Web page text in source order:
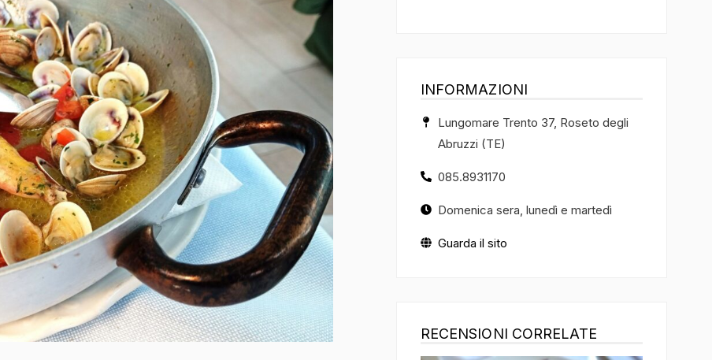
INFORMAZIONI
Lungomare Trento 37, Roseto degli
Abruzzi (TE)
085.8931170
Domenica sera, lunedì e martedì
Guarda il sito
RECENSIONI CORRELATE